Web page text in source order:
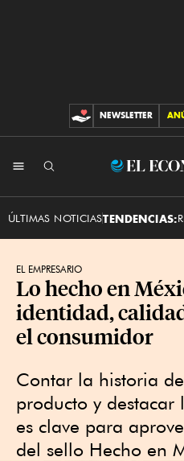
CONTRIBUCIONES
NEWSLETTER
ÚLTIMAS NOTICIASTENDENCIAS:
EL EMPRESARIO
Lo hecho en
identidad,
el consumidor
Contar la historia
producto y
es clave para
del sello Hecho en